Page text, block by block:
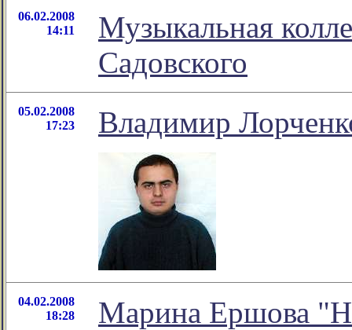
06.02.2008
14:11
Музыкальная
Садовского
05.02.2008
17:23
Владимир
04.02.2008
18:28
Марина Ершова